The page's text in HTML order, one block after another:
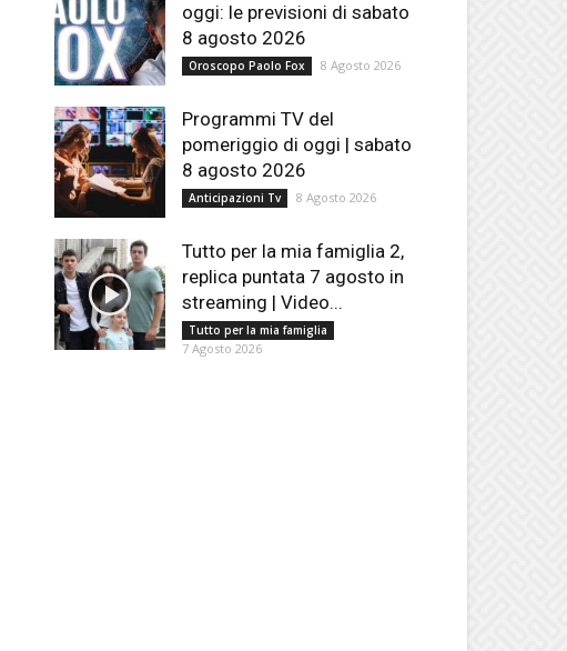
oggi: le previsioni di sabato
8 agosto 2026
Oroscopo Paolo Fox 8 Agosto 2026
Programmi TV del
pomeriggio di oggi | sabato
8 agosto 2026
Anticipazioni Tv 8 Agosto 2026
Tutto per la mia famiglia 2,
replica puntata 7 agosto in
streaming | Video...
Tutto per la mia famiglia
7 Agosto 2026